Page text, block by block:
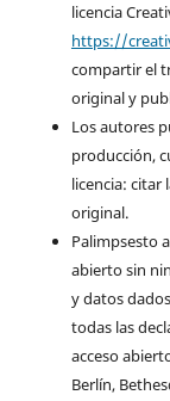
licencia
https://
compartir el
original y
Los autores
producción,
licencia: citar
original.
Palimpsesto
abierto sin
y datos
todas las
acceso
Berlín,